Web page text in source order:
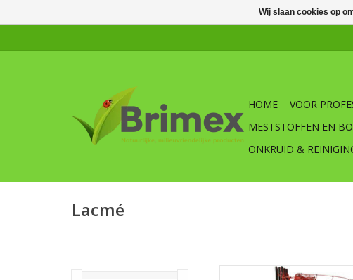
HOME VOOR
MESTSTOFFEN EN
ONKRUID &
Lacmé
Brimex Wolvennet Pro
Wij slaan cookies op